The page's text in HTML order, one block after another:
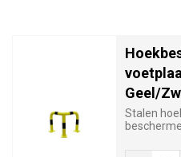
Geel/
Stalen